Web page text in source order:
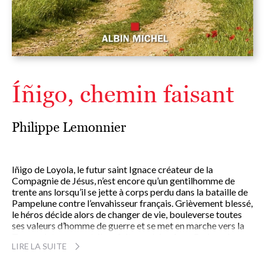
Íñigo, chemin faisant
Philippe Lemonnier
Iñigo de Loyola, le futur saint Ignace créateur de la
Compagnie de Jésus, n’est encore qu’un gentilhomme de
trente ans lorsqu’il se jette à corps perdu dans la bataille de
Pampelune contre l’envahisseur français. Grièvement blessé,
le héros décide alors de changer de vie, bouleverse toutes
ses valeurs d’homme de guerre et se met en marche vers la
pays basque à Manrèse en Catalogne, il entame un chemin
LIRE LA SUITE